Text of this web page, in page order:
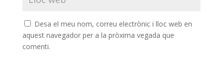
Desa el meu nom, correu electrònic i lloc web en
aquest navegador per a la pròxima vegada que
comenti.